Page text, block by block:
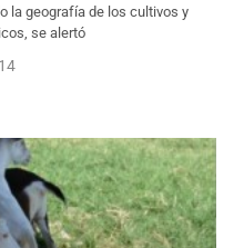
la geografía de los cultivos y
se alertó